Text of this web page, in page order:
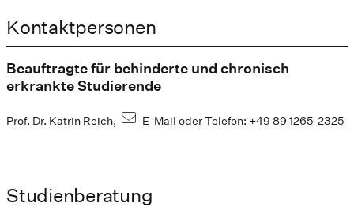
Kontaktpersonen
Beauftragte für behinderte und chronisch
erkrankte Studierende
Prof. Dr. Katrin Reich, E-Mail oder Telefon: +49 89 1265-2325
Studienberatung